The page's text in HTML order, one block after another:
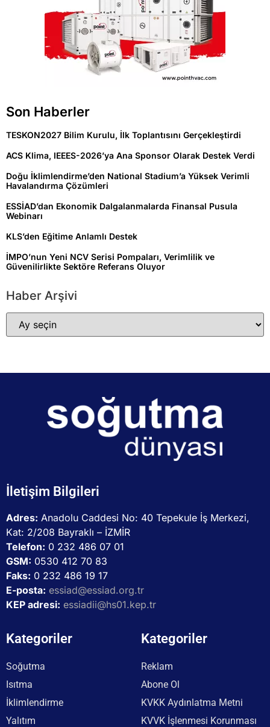
Son Haberler
TESKON2027 Bilim Kurulu, İlk Toplantısını Gerçekleştirdi
ACS Klima, IEEES-2026’ya Ana Sponsor Olarak Destek Verdi
Doğu İklimlendirme’den National Stadium’a Yüksek Verimli
Havalandırma Çözümleri
ESSİAD’dan Ekonomik Dalgalanmalarda Finansal Pusula
Webinarı
KLS’den Eğitime Anlamlı Destek
İMPO’nun Yeni NCV Serisi Pompaları, Verimlilik ve
Güvenilirlikte Sektöre Referans Oluyor
Haber Arşivi
İletişim Bilgileri
Adres: Anadolu Caddesi No: 40 Tepekule İş Merkezi,
Kat: 2/208 Bayraklı – İZMİR
Telefon: 0 232 486 07 01
GSM: 0530 412 70 83
Faks: 0 232 486 19 17
E-posta: essiad@essiad.org.tr
KEP adresi: essiadii@hs01.kep.tr
Kategoriler
Soğutma
Isıtma
İklimlendirme
Yalıtım
Kategoriler
Reklam
Abone Ol
KVKK Aydınlatma Metni
KVVK İşlenmesi Korunması